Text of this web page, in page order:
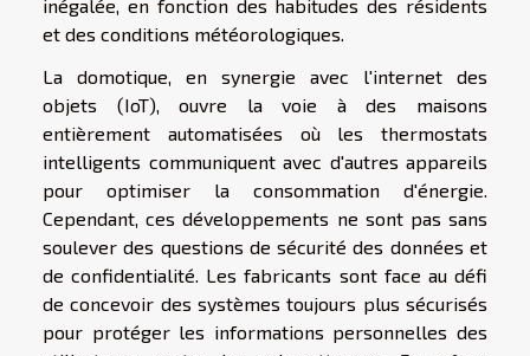
inégalée, en fonction des habitudes des résidents
et des conditions météorologiques.
La domotique, en synergie avec l'internet des
objets (IoT), ouvre la voie à des maisons
entièrement automatisées où les thermostats
intelligents communiquent avec d'autres appareils
pour optimiser la consommation d'énergie.
Cependant, ces développements ne sont pas sans
soulever des questions de sécurité des données et
de confidentialité. Les fabricants sont face au défi
de concevoir des systèmes toujours plus sécurisés
pour protéger les informations personnelles des